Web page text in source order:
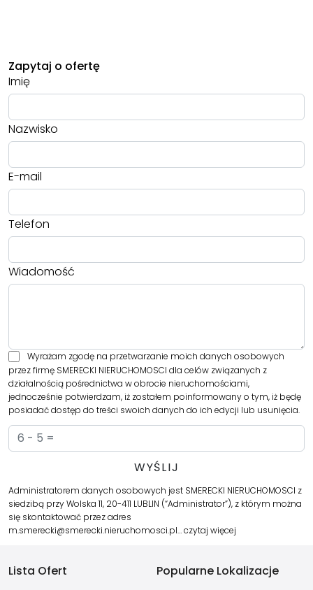
Zapytaj o ofertę
Imię
Nazwisko
E-mail
Telefon
Wiadomość
Wyrażam zgodę na przetwarzanie moich danych osobowych
przez firmę SMERECKI NIERUCHOMOSCI dla celów związanych z
działalnością pośrednictwa w obrocie nieruchomościami,
jednocześnie potwierdzam, iż zostałem poinformowany o tym, iż będę
posiadać dostęp do treści swoich danych do ich edycji lub usunięcia.
Administratorem danych osobowych jest SMERECKI NIERUCHOMOSCI z
siedzibą przy Wolska 11, 20-411 LUBLIN (“Administrator”), z którym można
się skontaktować przez adres
m.smerecki@smerecki.nieruchomosci.pl…czytaj więcej
Lista Ofert
Popularne Lokalizacje